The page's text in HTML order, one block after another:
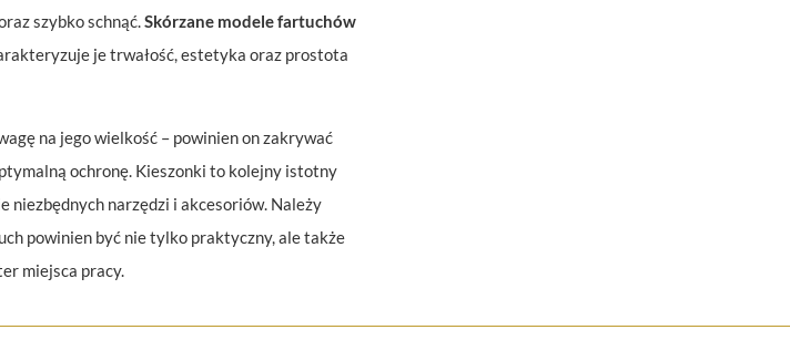
szybko schnąć.Skórzane modele fartuchów
je trwałość, estetyka oraz prostota
na jego wielkość – powinien on zakrywać
ochronę. Kieszonki to kolejny istotny
niezbędnych narzędzi i akcesoriów. Należy
powinien być nie tylko praktyczny, ale także
miejsca pracy.